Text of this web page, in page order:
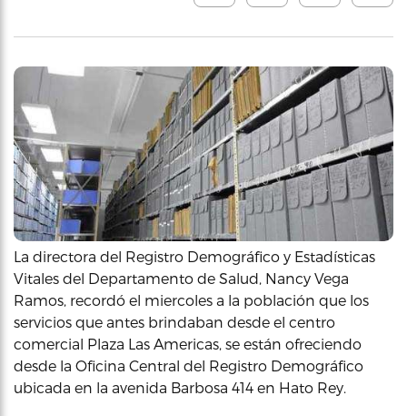
La directora del Registro Demográfico y Estadísticas
Vitales del Departamento de Salud, Nancy Vega
Ramos, recordó el miercoles a la población que los
servicios que antes brindaban desde el centro
comercial Plaza Las Americas, se están ofreciendo
desde la Oficina Central del Registro Demográfico
ubicada en la avenida Barbosa 414 en Hato Rey.